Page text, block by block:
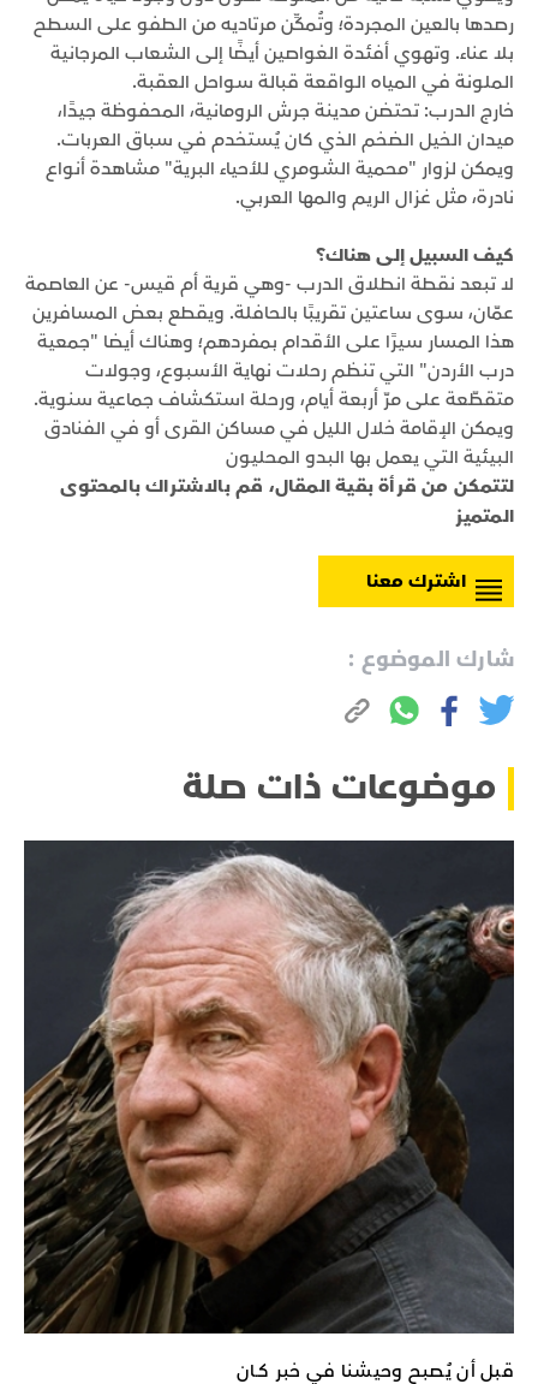
رصدها بالعين المجردة؛ وتُمكِّن مرتاديه من الطفو على السطح
بلا عناء. وتهوي أفئدة الغواصين أيضًا إلى الشعاب المرجانية
الملونة في المياه الواقعة قبالة سواحل العقبة.
خارج الدرب: تحتضن مدينة جرش الرومانية، المحفوظة جيدًا،
ميدان الخيل الضخم الذي كان يُستخدم في سباق العربات.
ويمكن لزوار "محمية الشومري للأحياء البرية" مشاهدة أنواع
نادرة، مثل غزال الريم والمها العربي.
كيف السبيل إلى هناك؟
لا تبعد نقطة انطلاق الدرب -وهي قرية أم قيس- عن العاصمة
عمّان، سوى ساعتين تقريبًا بالحافلة. ويقطع بعض المسافرين
هذا المسار سيرًا على الأقدام بمفردهم؛ وهناك أيضا "جمعية
درب الأردن" التي تنظم رحلات نهاية الأسبوع، وجولات
متقطّعة على مرّ أربعة أيام، ورحلة استكشاف جماعية سنوية.
ويمكن الإقامة خلال الليل في مساكن القرى أو في الفنادق
البيئية التي يعمل بها البدو المحليون
لتتمكن من قرأة بقية المقال، قم بالاشتراك بالمحتوى
المتميز
اشترك معنا
شارك الموضوع :
موضوعات ذات صلة
قبل أن يُصبح وحيشنا في خبر كـان